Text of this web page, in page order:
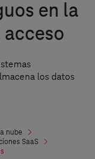
en la
los datos
nube
SaaS